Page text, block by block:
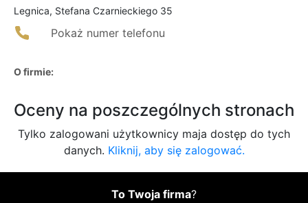
Legnica, Stefana Czarnieckiego 35
Pokaż numer telefonu
O firmie:
Oceny na poszczególnych stronach
Tylko zalogowani użytkownicy maja dostęp do tych
danych. Kliknij, aby się zalogować.
To Twoja firma?